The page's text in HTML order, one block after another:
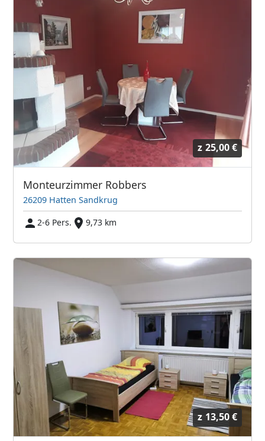
z 25,00 €
Monteurzimmer Robbers
26209 Hatten Sandkrug
2-6 Pers.
9,73 km
z 13,50 €